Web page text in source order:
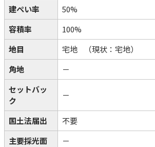
建ぺい率
50%
容積率
100%
地目
宅地
（現状：宅地）
角地
－
セットバッ
ク
－
国土法届出
不要
主要採光面
－